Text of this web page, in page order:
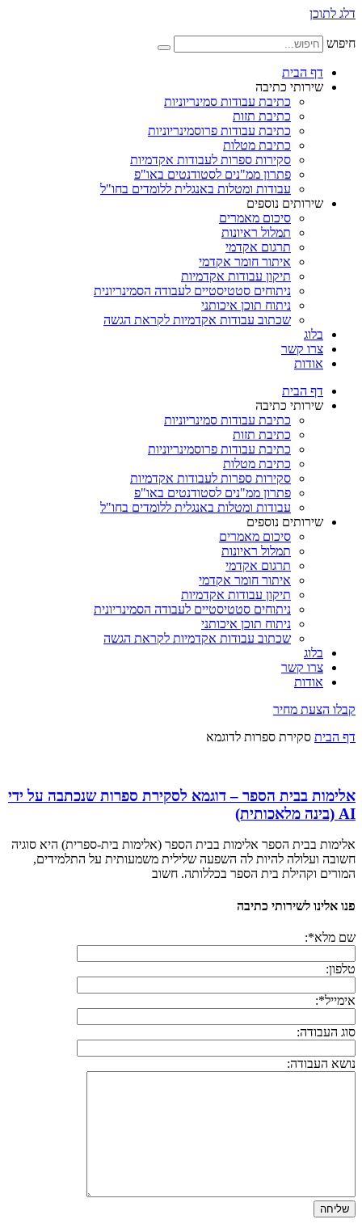
דלג לתוכן
חיפוש
דף הבית
שירותי כתיבה
כתיבת עבודות סמינריוניות
כתיבת תזות
כתיבת עבודות פרוסמינריוניות
כתיבת מטלות
סקירות ספרות לעבודות אקדמיות
פתרון ממ"נים לסטודנטים באו"פ
עבודות ומטלות באנגלית ללומדים בחו"ל
שירותים נוספים
סיכום מאמרים
תמלול ראיונות
תרגום אקדמי
איתור חומר אקדמי
תיקון עבודות אקדמיות
ניתוחים סטטיסטיים לעבודה הסמינריונית
ניתוח תוכן איכותני
שכתוב עבודות אקדמיות לקראת הגשה
בלוג
צרו קשר
אודות
דף הבית
שירותי כתיבה
כתיבת עבודות סמינריוניות
כתיבת תזות
כתיבת עבודות פרוסמינריוניות
כתיבת מטלות
סקירות ספרות לעבודות אקדמיות
פתרון ממ"נים לסטודנטים באו"פ
עבודות ומטלות באנגלית ללומדים בחו"ל
שירותים נוספים
סיכום מאמרים
תמלול ראיונות
תרגום אקדמי
איתור חומר אקדמי
תיקון עבודות אקדמיות
ניתוחים סטטיסטיים לעבודה הסמינריונית
ניתוח תוכן איכותני
שכתוב עבודות אקדמיות לקראת הגשה
בלוג
צרו קשר
אודות
קבלו הצעת מחיר
דף הבית סקירת ספרות לדוגמא
אלימות בבית הספר – דוגמא לסקירת ספרות שנכתבה על ידי
AI (בינה מלאכותית)
אלימות בבית הספר אלימות בבית הספר (אלימות בית-ספרית) היא סוגיה
חשובה ועלולה להיות לה השפעה שלילית משמעותית על התלמידים,
המורים וקהילת בית הספר בכללותה. חשוב
פנו אלינו לשירותי כתיבה
שם מלא*:
טלפון:
אימייל*:
סוג העבודה:
נושא העבודה: